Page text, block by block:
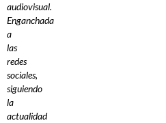
audiovisual.
Enganchada
a
las
redes
sociales,
siguiendo
la
actualidad